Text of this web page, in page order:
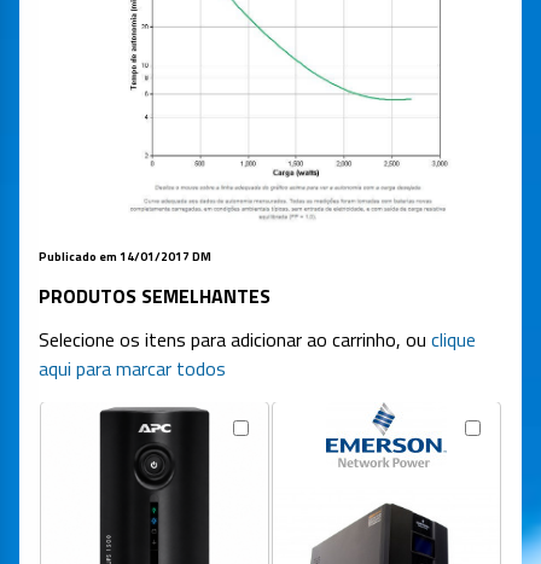
Publicado em 14/01/2017 DM
PRODUTOS SEMELHANTES
Selecione os itens para adicionar ao carrinho, ou clique
aqui para marcar todos